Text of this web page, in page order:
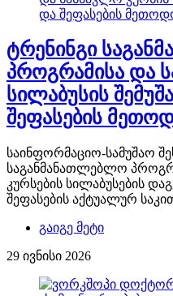
ტრენინგი
პროგრამისა და
სილაბუსის
შეფასების
საინფორმაციო-სამუშაო
საგანმანათლებლო
კურსების სილაბუსების
შეფასების აქტუალურ
გაიგე მეტი
29 ივნისი 2026